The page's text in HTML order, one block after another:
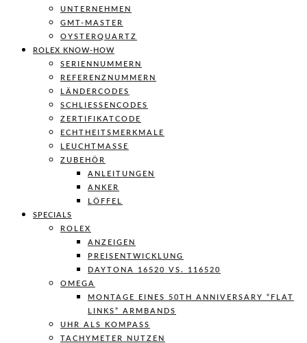
UNTERNEHMEN
GMT-MASTER
OYSTERQUARTZ
ROLEX KNOW-HOW
SERIENNUMMERN
REFERENZNUMMERN
LÄNDERCODES
SCHLIESSENCODES
ZERTIFIKATCODE
ECHTHEITSMERKMALE
LEUCHTMASSE
ZUBEHÖR
ANLEITUNGEN
ANKER
LÖFFEL
SPECIALS
ROLEX
ANZEIGEN
PREISENTWICKLUNG
DAYTONA 16520 VS. 116520
OMEGA
MONTAGE EINES 50TH ANNIVERSARY “FLAT
LINKS” ARMBANDS
UHR ALS KOMPASS
TACHYMETER NUTZEN